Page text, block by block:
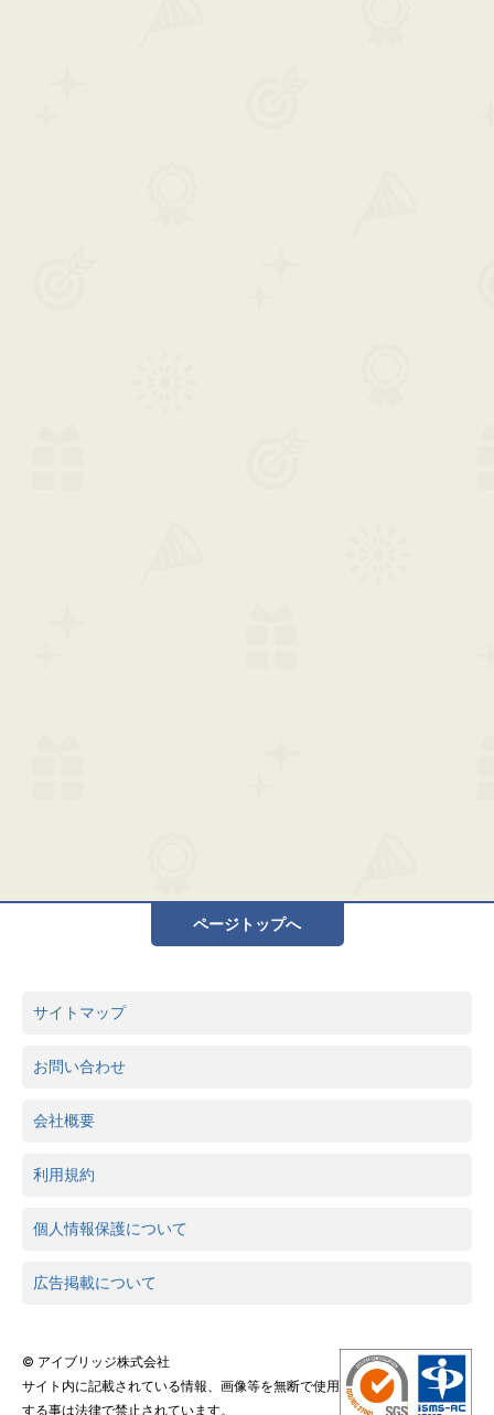
ページトップへ
サイトマップ
お問い合わせ
会社概要
利用規約
個人情報保護について
広告掲載について
© アイブリッジ株式会社
サイト内に記載されている情報、画像等を無断で使用
する事は法律で禁止されています。